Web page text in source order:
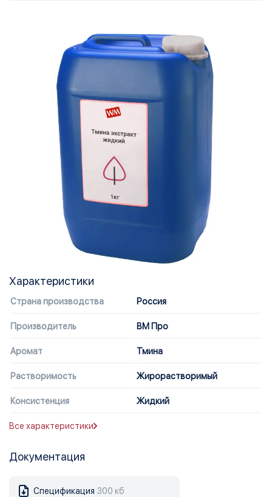
Характеристики
Страна производства Россия
Производитель ВМ Про
Аромат Тмина
Растворимость Жирорастворимый
Консистенция Жидкий
Все характеристики
Документация
Спецификация 300 кб